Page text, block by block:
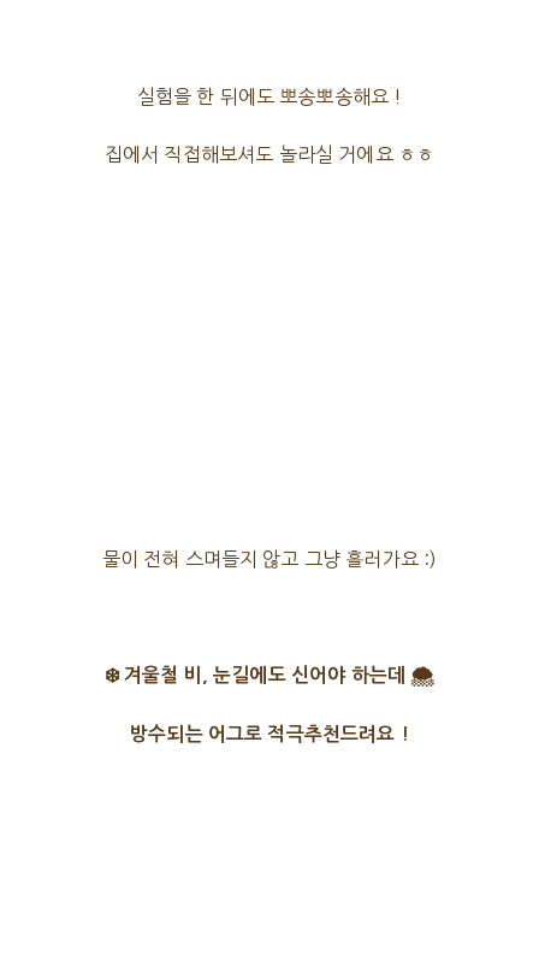
실험을 한 뒤에도 뽀송뽀송해요 !
집에서 직접해보셔도 놀라실 거에요 ㅎㅎ
물이 전혀 스며들지 않고 그냥 흘러가요 :)
❄️겨울철 비, 눈길에도 신어야 하는데 🌨️
방수되는 어그로 적극추천드려요 !